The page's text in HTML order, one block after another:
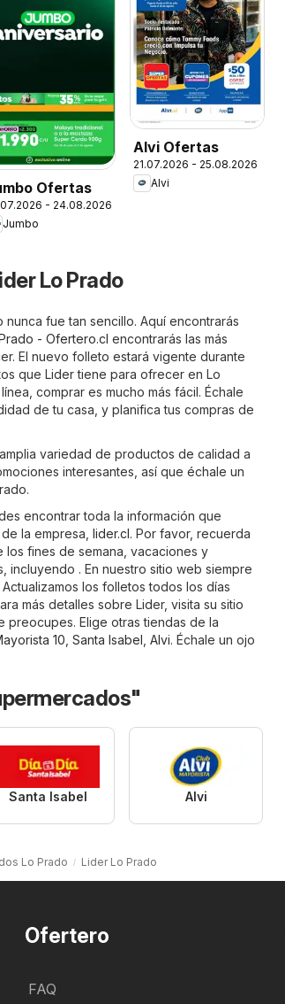
Ofertas
- 24.08.2026
Jumbo
Alvi Ofertas
21.07.2026 - 25.08.2026
Alvi
Lo Prado
fue tan sencillo. Aquí encontrarás
- Ofertero.cl encontrarás las más
El nuevo folleto estará vigente durante
que Lider tiene para ofrecer en Lo
comprar es mucho más fácil. Échale
de tu casa, y planifica tus compras de
variedad de productos de calidad a
interesantes, así que échale un
encontrar toda la información que
la empresa, lider.cl. Por favor, recuerda
fines de semana, vacaciones y
incluyendo . En nuestro sitio web siempre
los folletos todos los días
más detalles sobre Lider, visita su sitio
preocupes. Elige otras tiendas de la
10 Santa Isabel Alvi. Échale un ojo
Santa Isabel Alvi
Lo Prado Lider Lo Prado
Ofertero
FAQ